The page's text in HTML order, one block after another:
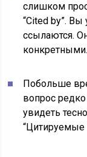
слишком
“Cited by”.
ссылаются.
конкретными.
Побольше
вопрос редко
увидеть
“Цитируемые